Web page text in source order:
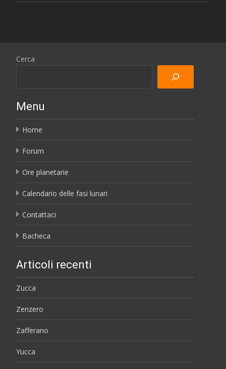
Cerca
Menu
Home
Forum
Ore planetarie
Calendario delle fasi lunari
Contattaci
Bacheca
Articoli recenti
Zucca
Zenzero
Zafferano
Yucca